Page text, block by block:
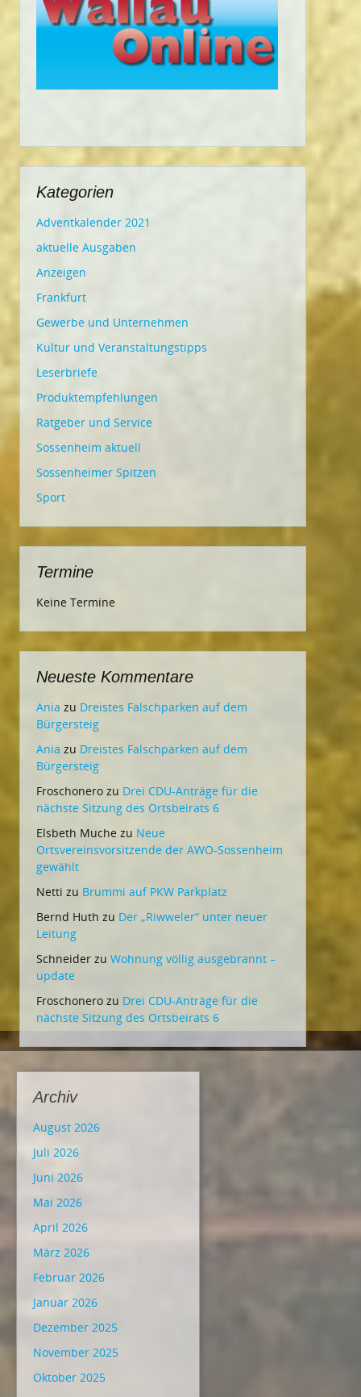
Kategorien
Adventkalender 2021
aktuelle Ausgaben
Anzeigen
Frankfurt
Gewerbe und Unternehmen
Kultur und Veranstaltungstipps
Leserbriefe
Produktempfehlungen
Ratgeber und Service
Sossenheim aktuell
Sossenheimer Spitzen
Sport
Termine
Keine Termine
Neueste Kommentare
Ania zu Dreistes Falschparken auf dem
Bürgersteig
Ania zu Dreistes Falschparken auf dem
Bürgersteig
Froschonero zu Drei CDU-Anträge für die
nächste Sitzung des Ortsbeirats 6
Elsbeth Muche zu Neue
Ortsvereinsvorsitzende der AWO-Sossenheim
gewählt
Netti zu Brummi auf PKW Parkplatz
Bernd Huth zu Der „Riwweler“ unter neuer
Leitung
Schneider zu Wohnung völlig ausgebrannt –
update
Froschonero zu Drei CDU-Anträge für die
nächste Sitzung des Ortsbeirats 6
Archiv
August 2026
Juli 2026
Juni 2026
Mai 2026
April 2026
März 2026
Februar 2026
Januar 2026
Dezember 2025
November 2025
Oktober 2025